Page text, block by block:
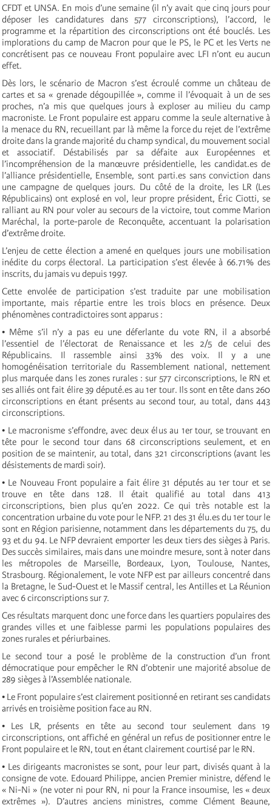
CFDT et UNSA. En mois d’une semaine (il n’y avait que cinq jours pour
déposer les candidatures dans 577 circonscriptions), l’accord, le
programme et la répartition des circonscriptions ont été bouclés. Les
implorations du camp de Macron pour que le PS, le PC et les Verts ne
concrétisent pas ce nouveau Front populaire avec LFI n’ont eu aucun
effet.
Dès lors, le scénario de Macron s’est écroulé comme un château de
cartes et sa « grenade dégoupillée », comme il l’évoquait à un de ses
proches, n’a mis que quelques jours à exploser au milieu du camp
macroniste. Le Front populaire est apparu comme la seule alternative à
la menace du RN, recueillant par là même la force du rejet de l’extrême
droite dans la grande majorité du champ syndical, du mouvement social
et associatif. Déstabilisés par sa défaite aux Européennes et
l’incompréhension de la manœuvre présidentielle, les candidat.es de
l’alliance présidentielle, Ensemble, sont parti.es sans conviction dans
une campagne de quelques jours. Du côté de la droite, les LR (Les
Républicains) ont explosé en vol, leur propre président, Éric Ciotti, se
ralliant au RN pour voler au secours de la victoire, tout comme Marion
Maréchal, la porte-parole de Reconquête, accentuant la polarisation
d’extrême droite.
L’enjeu de cette élection a amené en quelques jours une mobilisation
inédite du corps électoral. La participation s’est élevée à 66.71% des
inscrits, du jamais vu depuis 1997.
Cette envolée de participation s’est traduite par une mobilisation
importante, mais répartie entre les trois blocs en présence. Deux
phénomènes contradictoires sont apparus :
• Même s’il n’y a pas eu une déferlante du vote RN, il a absorbé
l’essentiel de l’électorat de Renaissance et les 2/5 de celui des
Républicains. Il rassemble ainsi 33% des voix. Il y a une
homogénéisation territoriale du Rassemblement national, nettement
plus marquée dans les zones rurales : sur 577 circonscriptions, le RN et
ses alliés ont fait élire 39 député.es au 1er tour. Ils sont en tête dans 260
circonscriptions en étant présents au second tour, au total, dans 443
circonscriptions.
• Le macronisme s’effondre, avec deux élus au 1er tour, se trouvant en
tête pour le second tour dans 68 circonscriptions seulement, et en
position de se maintenir, au total, dans 321 circonscriptions (avant les
désistements de mardi soir).
• Le Nouveau Front populaire a fait élire 31 députés au 1er tour et se
trouve en tête dans 128. Il était qualifié au total dans 413
circonscriptions, bien plus qu’en 2022. Ce qui très notable est la
concentration urbaine du vote pour le NFP. 21 des 31 élu.es du 1er tour le
sont en Région parisienne, notamment dans les départements du 75, du
93 et du 94. Le NFP devraient emporter les deux tiers des sièges à Paris.
Des succès similaires, mais dans une moindre mesure, sont à noter dans
les métropoles de Marseille, Bordeaux, Lyon, Toulouse, Nantes,
Strasbourg. Régionalement, le vote NFP est par ailleurs concentré dans
la Bretagne, le Sud-Ouest et le Massif central, les Antilles et La Réunion
avec 6 circonscriptions sur 7.
Ces résultats marquent donc une force dans les quartiers populaires des
grandes villes et une faiblesse parmi les populations populaires des
zones rurales et périurbaines.
Le second tour a posé le problème de la construction d’un front
démocratique pour empêcher le RN d’obtenir une majorité absolue de
289 sièges à l’Assemblée nationale.
• Le Front populaire s’est clairement positionné en retirant ses candidats
arrivés en troisième position face au RN.
• Les LR, présents en tête au second tour seulement dans 19
circonscriptions, ont affiché en général un refus de positionner entre le
Front populaire et le RN, tout en étant clairement courtisé par le RN.
• Les dirigeants macronistes se sont, pour leur part, divisés quant à la
consigne de vote. Edouard Philippe, ancien Premier ministre, défend le
« Ni-Ni » (ne voter ni pour RN, ni pour la France insoumise, les « deux
extrêmes »). D’autres anciens ministres, comme Clément Beaune,